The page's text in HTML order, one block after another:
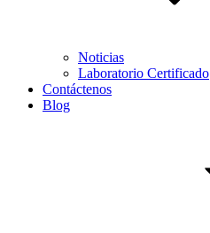
Noticias
Laboratorio Certificado
Contáctenos
Blog